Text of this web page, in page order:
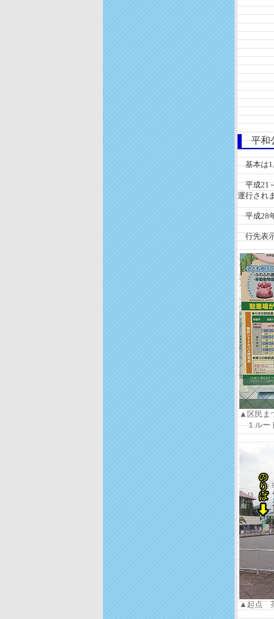
平和
基本は1
平成21～
運行され
平成28年
行先表
▲区民ま
１ルー
▲起点 茶